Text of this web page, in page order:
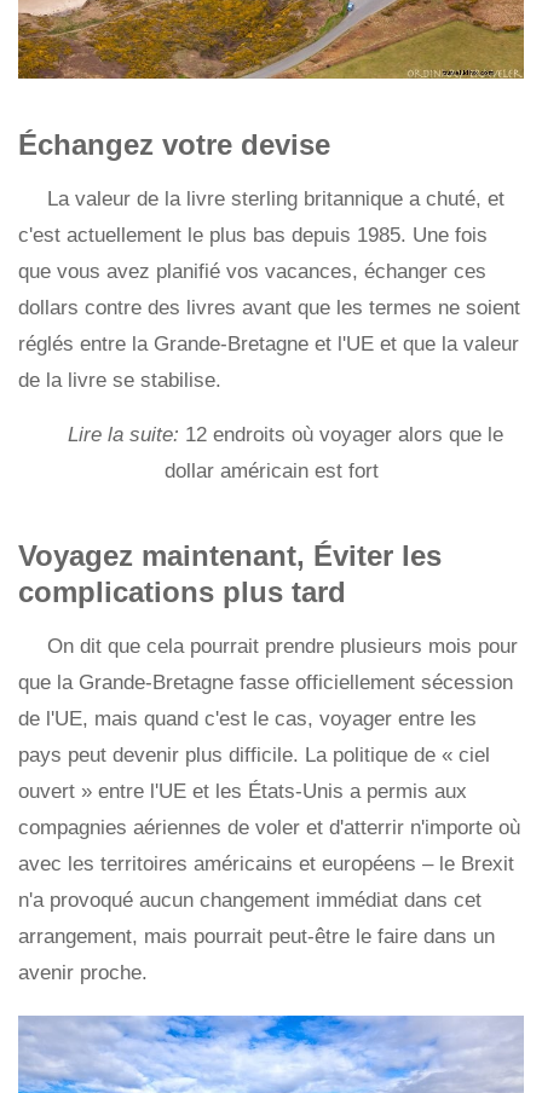
Échangez votre devise
La valeur de la livre sterling britannique a chuté, et
c'est actuellement le plus bas depuis 1985. Une fois
que vous avez planifié vos vacances, échanger ces
dollars contre des livres avant que les termes ne soient
réglés entre la Grande-Bretagne et l'UE et que la valeur
de la livre se stabilise.
Lire la suite: 12 endroits où voyager alors que le
dollar américain est fort
Voyagez maintenant, Éviter les
complications plus tard
On dit que cela pourrait prendre plusieurs mois pour
que la Grande-Bretagne fasse officiellement sécession
de l'UE, mais quand c'est le cas, voyager entre les
pays peut devenir plus difficile. La politique de « ciel
ouvert » entre l'UE et les États-Unis a permis aux
compagnies aériennes de voler et d'atterrir n'importe où
avec les territoires américains et européens – le Brexit
n'a provoqué aucun changement immédiat dans cet
arrangement, mais pourrait peut-être le faire dans un
avenir proche.